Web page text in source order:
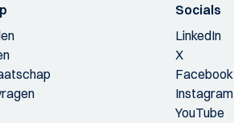
Socials
LinkedIn
X
Facebook
Instagram
YouTube